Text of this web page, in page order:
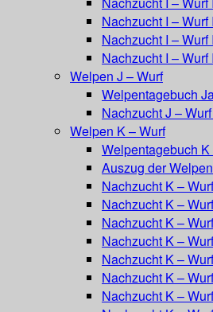
Nachzucht I –
Nachzucht I –
Nachzucht I –
Welpen J – Wurf
Welpentagebuch
Nachzucht J –
Welpen K – Wurf
Welpentagebuch
Auszug der
Nachzucht K –
Nachzucht K –
Nachzucht K –
Nachzucht K –
Nachzucht K –
Nachzucht K –
Nachzucht K –